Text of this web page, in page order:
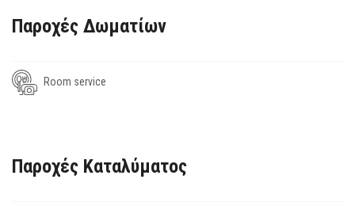
Παροχές Δωματίων
Room service
Παροχές Καταλύματος